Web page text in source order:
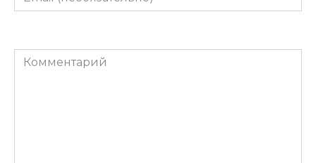
(необязательно)
Комментарий